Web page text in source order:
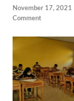
November 17, 2021
Comment